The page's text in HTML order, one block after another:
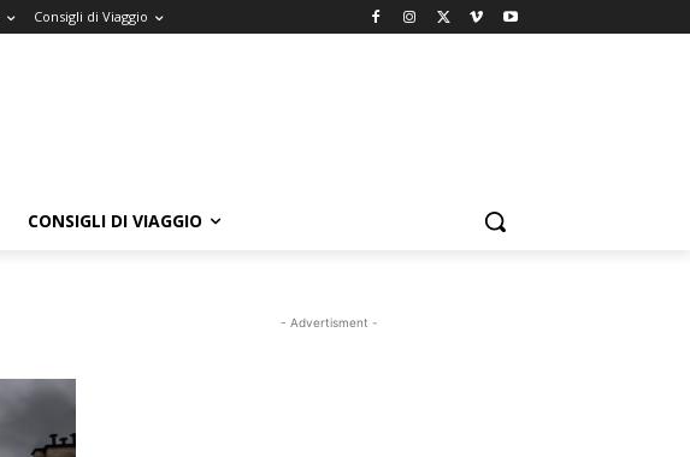
Consigli di Viaggio
CONSIGLI DI VIAGGIO
- Advertisment -